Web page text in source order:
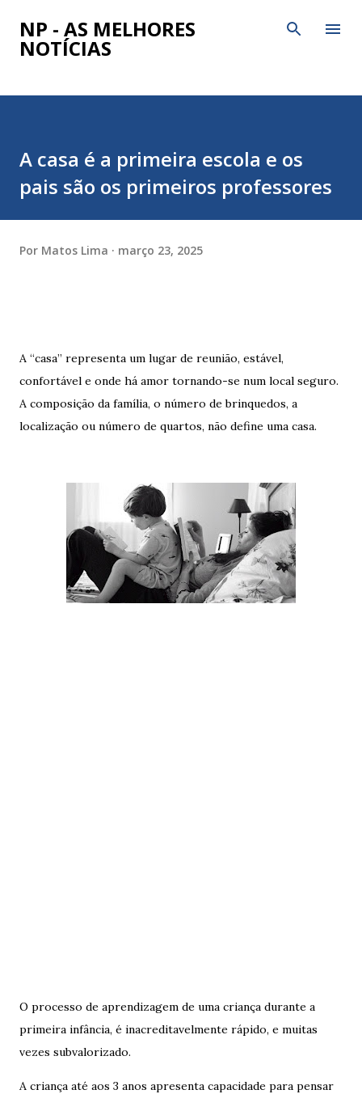
Pular para o conteúdo principal
NP - AS MELHORES
NOTÍCIAS
A casa é a primeira escola e os
pais são os primeiros professores
Por Matos Lima março 23, 2025
A “casa” representa um lugar de reunião, estável,
confortável e onde há amor tornando-se num local seguro.
A composição da família, o número de brinquedos, a
localização ou número de quartos, não define uma casa.
O processo de aprendizagem de uma criança durante a
primeira infância, é inacreditavelmente rápido, e muitas
vezes subvalorizado.
A criança até aos 3 anos apresenta capacidade para pensar